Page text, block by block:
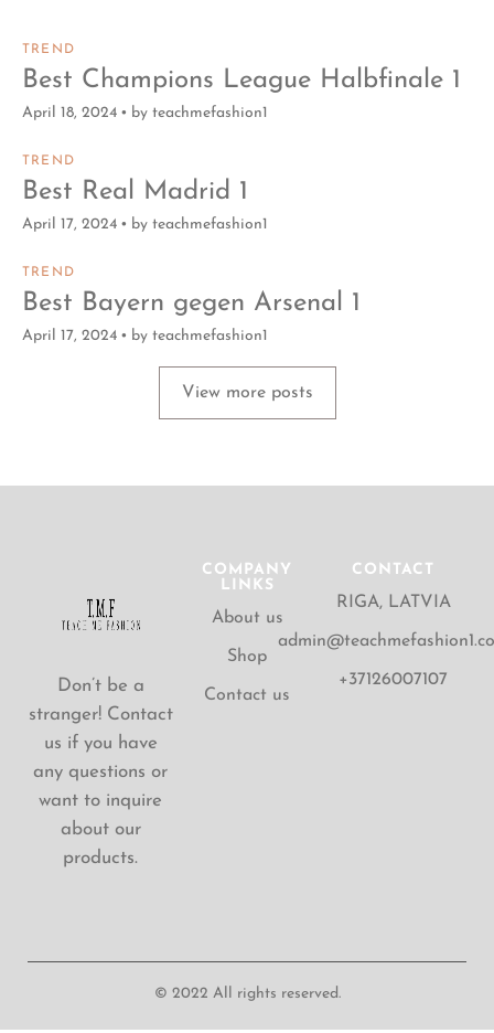
TREND
Best Champions League Halbfinale 1
April 18, 2024 by teachmefashion1
TREND
Best Real Madrid 1
April 17, 2024 by teachmefashion1
TREND
Best Bayern gegen Arsenal 1
April 17, 2024 by teachmefashion1
View more posts
Don’t be a
stranger! Contact
us if you have
any questions or
want to inquire
about our
products.
COMPANY
LINKS
About us
Shop
Contact us
CONTACT
RIGA, LATVIA
+37126007107
© 2022 All rights reserved.